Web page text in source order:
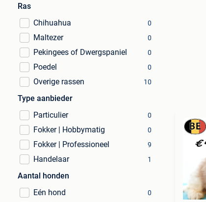
Ras
Chihuahua
0
Maltezer 0
Pekingees of Dwergspaniel 0
Poedel 0
Overige rassen 10
Type aanbieder
Particulier
0
Fokker | Hobbymatig 0
Fokker | Professioneel 9
Handelaar 1
Aantal honden
Eén hond
0